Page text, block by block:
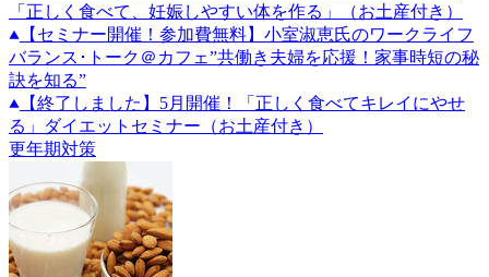
「正しく食べて、妊娠しやすい体を作る」（お土産付き）
【セミナー開催！参加費無料】小室淑恵氏のワークライフ
バランス･トーク＠カフェ”共働き夫婦を応援！家事時短の秘
訣を知る”
【終了しました】5月開催！「正しく食べてキレイにやせ
る」ダイエットセミナー（お土産付き）
更年期対策